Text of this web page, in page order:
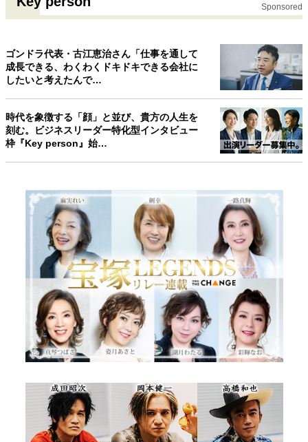
Sponsored
ゴンドラ代表・古江恵治さん「仕事を通して
成長できる、わくわくドキドキできる会社に
したいと考えたんで…
時代を象徴する「顔」と並び、貴方の人生を
刻む。ビジネスリーダー特化型インタビュー
枠『Key person』始…